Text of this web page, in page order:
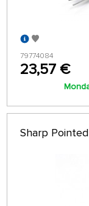
79774084
23,57 €
Sharp